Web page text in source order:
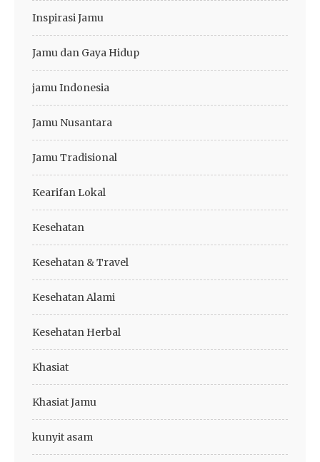
Inspirasi Jamu
Jamu dan Gaya Hidup
jamu Indonesia
Jamu Nusantara
Jamu Tradisional
Kearifan Lokal
Kesehatan
Kesehatan & Travel
Kesehatan Alami
Kesehatan Herbal
Khasiat
Khasiat Jamu
kunyit asam